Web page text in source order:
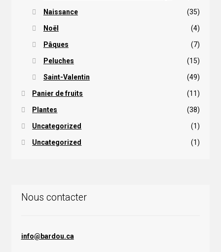
Naissance (35)
Noël (4)
Pâques (7)
Peluches (15)
Saint-Valentin (49)
Panier de fruits (11)
Plantes (38)
Uncategorized (1)
Uncategorized (1)
Nous contacter
info@bardou.ca